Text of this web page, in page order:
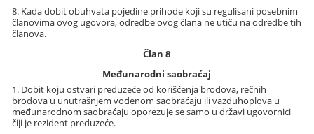
8. Kada dobit obuhvata pojedine prihode koji su regulisani posebnim
članovima ovog ugovora, odredbe ovog člana ne utiču na odredbe tih
članova.
Član 8
Međunarodni saobraćaj
1. Dobit koju ostvari preduzeće od korišćenja brodova, rečnih
brodova u unutrašnjem vodenom saobraćaju ili vazduhoplova u
međunarodnom saobraćaju oporezuje se samo u državi ugovornici
čiji je rezident preduzeće.